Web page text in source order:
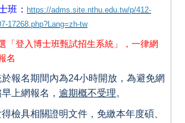
班： https://adms.site.nthu.edu.tw/p/412-
17268.php?Lang=zh-tw
「 登入博士班甄試招生系統 」，一律網
名
報名期間內為24小時開放，為避免網
上網報名， 逾期概不受理。
檢具相關證明文件，免繳本年度碩、